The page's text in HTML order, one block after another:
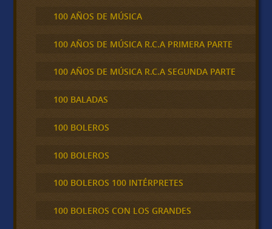
100 AÑOS DE MÚSICA
100 AÑOS DE MÚSICA R.C.A PRIMERA PARTE
100 AÑOS DE MÚSICA R.C.A SEGUNDA PARTE
100 BALADAS
100 BOLEROS
100 BOLEROS
100 BOLEROS 100 INTÉRPRETES
100 BOLEROS CON LOS GRANDES